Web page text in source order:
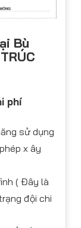
Bù
phí
sử dụng
x ây
( Đây là
đội chi